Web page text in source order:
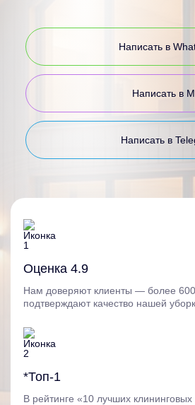
Написать в
Написать в
Написать в
Оценка 4.9
Нам доверяют клиенты — более
подтверждают качество нашей
*Топ-1
В рейтинге «10 лучших